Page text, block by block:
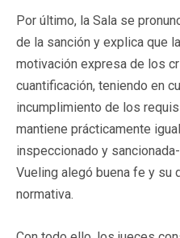
Por último, la Sala se
de la sanción y explica que
motivación expresa de los
cuantificación, teniendo en
incumplimiento de los
mantiene prácticamente
inspeccionado y
Vueling alegó buena fe y su
normativa.